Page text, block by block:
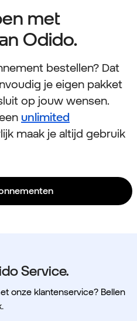
met
Odido.
bestellen? Dat
je eigen pakket
op jouw wensen.
unlimited
maak je altijd gebruik
Service.
onze klantenservice? Bellen